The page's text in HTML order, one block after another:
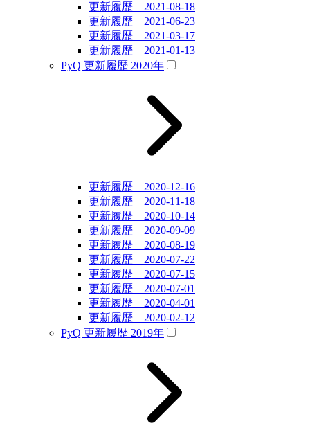
更新履歴 2021-08-18
更新履歴 2021-06-23
更新履歴 2021-03-17
更新履歴 2021-01-13
PyQ 更新履歴 2020年
更新履歴 2020-12-16
更新履歴 2020-11-18
更新履歴 2020-10-14
更新履歴 2020-09-09
更新履歴 2020-08-19
更新履歴 2020-07-22
更新履歴 2020-07-15
更新履歴 2020-07-01
更新履歴 2020-04-01
更新履歴 2020-02-12
PyQ 更新履歴 2019年